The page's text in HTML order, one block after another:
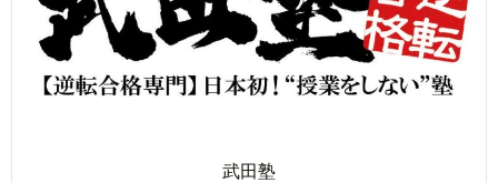
武田塾